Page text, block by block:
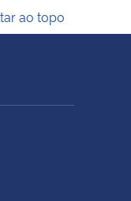
ao topo